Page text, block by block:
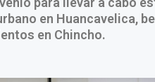
en Huancavelica,
en Chincho.